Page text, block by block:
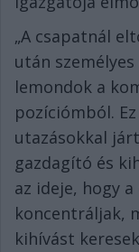
„A csapatnál
után
lemondok a
pozíciómból.
utazásokkal
gazdagító és
az ideje, hogy
koncentráljak,
kihívást